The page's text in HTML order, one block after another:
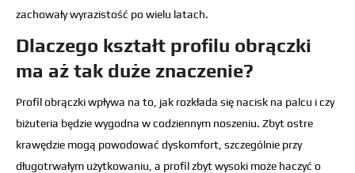
zachowały wyrazistość po wielu latach.
Dlaczego kształt profilu obrączki
ma aż tak duże znaczenie?
Profil obrączki wpływa na to, jak rozkłada się nacisk na palcu i czy
biżuteria będzie wygodna w codziennym noszeniu. Zbyt ostre
krawędzie mogą powodować dyskomfort, szczególnie przy
długotrwałym użytkowaniu, a profil zbyt wysoki może haczyć o